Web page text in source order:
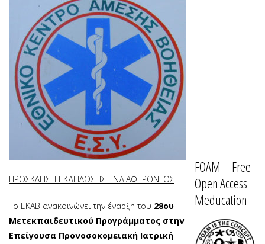
ΠΡΟΣΚΛΗΣΗ ΕΚΔΗΛΩΣΗΣ ΕΝΔΙΑΦΕΡΟΝΤΟΣ
Το ΕΚΑΒ ανακοινώνει την έναρξη του 28ου
Μετεκπαιδευτικού Προγράμματος στην
Επείγουσα Προνοσοκομειακή Ιατρική
FOAM – Free
Open Access
Meducation